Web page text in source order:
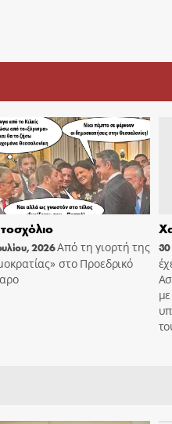
2026Από τη γιορτή της
στο Προεδρικό
30